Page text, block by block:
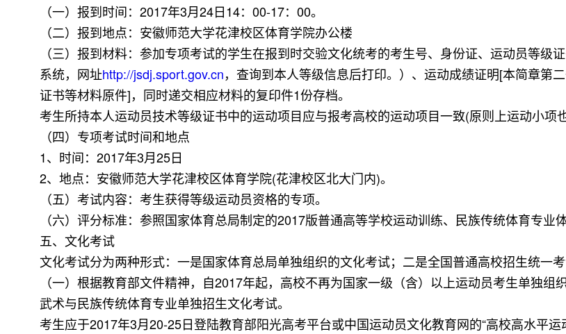
（一）报到时间：2017年3月24日14：00-17：00。
（二）报到地点：安徽师范大学花津校区体育学院办公楼
（三）报到材料：参加专项考试的学生在报到时交验文化统考的考生号、身份证、运动员等
系统，网址http://jsdj.sport.gov.cn，查询到本人等级信息后打印。）、运动成绩证明[本简章第
证书等材料原件]，同时递交相应材料的复印件1份存档。
考生所持本人运动员技术等级证书中的运动项目应与报考高校的运动项目一致(原则上运动小项
（四）专项考试时间和地点
1、时间：2017年3月25日
2、地点：安徽师范大学花津校区体育学院(花津校区北大门内)。
（五）考试内容：考生获得等级运动员资格的专项。
（六）评分标准：参照国家体育总局制定的2017版普通高等学校运动训练、民族传统体育专业
五、文化考试
文化考试分为两种形式：一是国家体育总局单独组织的文化考试；二是全国普通高校招生统一考
（一）根据教育部文件精神，自2017年起，高校不再为国家一级（含）以上运动员考生单独组
武术与民族传统体育专业单独招生文化考试。
考生应于2017年3月20-25日登陆教育部阳光高考平台或中国运动员文化教育网的“高校高水平